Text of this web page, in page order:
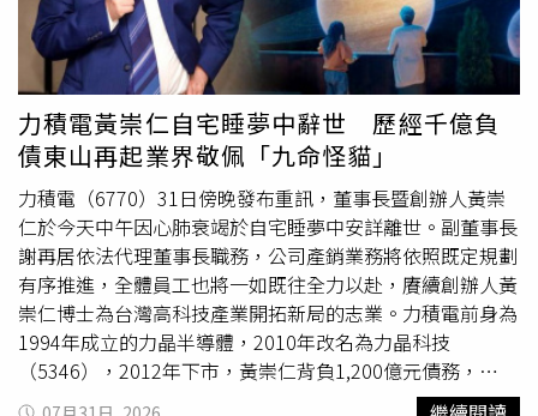
近年也持續推動數位金融，但仍堅持同時保留實體分行的專
人服務，希望讓效率與溫度並存，也讓每一位客戶在面對人
生重要決定時，都能找到值得信賴的金融夥伴。張經理認
為，真正有價值的金融服務，不是把貸款做出去，而是幫助
客戶找到最適合自己的財務安排。「每家銀行的車貸利率都
差距不大，但每一筆貸款的背後，卻都有不同的人生故事；
而銀行存在的價值，就是陪伴這些故事，走得更長、更
遠。」從地方金融機構起步，到建立遍布全台的服務網絡，
陽信銀行始終沒有改變的，是對人的重視。因為一輛車，承
載的不只是移動。一筆車貸，承載的也不只是資金。它承載
的，是一家人的生活、一位創業者的夢想、一段人生即將展
開的新旅程。陽信銀行希望陪伴的，不只是那輛車，更是車
上的每一個人。
鍵人物，可能是一位合作夥伴、主管、客戶，或能説明你突
破瓶頸的人。很多事情不需要單打獨鬥。合作運也非常亮
眼，適合簽約、談合作、組團隊或共同創業
。與人合作比自
己單做更容易成功。・雙魚座（愛情運、健康運）雙魚座八
月最旺的是愛情與健康。感情方面容易遇到溫柔體貼的人，
也有機會修復關係、重新建立信任與安全感。健康運逐漸回
升，身心狀態比前幾個月穩定，適合開始新的生活習慣、運
動計畫或療愈身心的安排。當你照顧好自己，好運也會跟著
靠近。艾菲爾特別強調，幸運往往始於主動邁出步伐的那一
刻，把握自身星座優勢並付諸行動，便能在八月順應天象能
量，開創屬於自己的幸運新局。
力積電黃崇仁自宅睡夢中辭世 歷經千億負
債東山再起業界敬佩「九命怪貓」
力積電（6770）31日傍晚發布重訊，董事長暨創辦人黃崇
仁於今天中午因心肺衰竭於自宅睡夢中安詳離世。副董事長
謝再居依法代理董事長職務，公司產銷業務將依照既定規劃
有序推進，全體員工也將一如既往全力以赴，賡續創辦人黃
崇仁博士為台灣高科技產業開拓新局的志業。力積電前身為
1994年成立的力晶半導體，2010年改名為力晶科技
（5346），2012年下市，黃崇仁背負1,200億元債務，
2014年轉型專業圓代工（Foundry），還清負債開始獲利，